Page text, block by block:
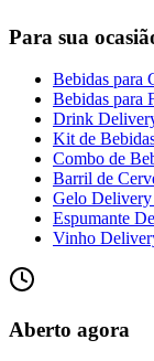
Para sua
Bebidas para
Bebidas para
Drink
Kit de
Combo de
Barril de
Gelo Delivery
Espumante
Vinho
Aberto agora